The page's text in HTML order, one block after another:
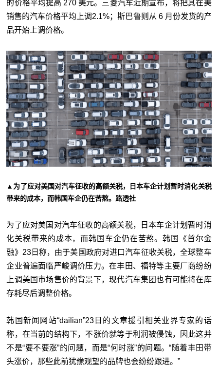
的价格平均提高 270 美元。三菱汽车近期宣布，将把其在美
销售的汽车价格平均上调2.1%；斯巴鲁则从 6 月份发货的产
品开始上调价格。
▲ 为了应对美国对汽车征收的高额关税，日本车企计划暂时消化关税
带来的成本，而韩国车企仍在苦熬。 路透社
为了应对美国对汽车征收的高额关税，日本车企计划暂时消
化关税带来的成本，而韩国车企仍在苦熬。韩国《首尔金
融》23日称，由于美国政府对进口汽车征收关税，全球整车
企业普遍面临严峻调价压力。在丰田、福特等主要厂商纷纷
上调美国市场售价的背景下，现代汽车集团也有可能将在库
存耗尽后调整价格。
韩国新闻网站“dailian”23日的文章援引相关业界专家的话
称，在当前的结构下，不涨价就等于利润被侵蚀，因此这并
不是“要不要涨”的问题，而是“何时涨”的问题。“随着丰田带
头涨价，那些此前犹豫观望的品牌也会纷纷跟进。”